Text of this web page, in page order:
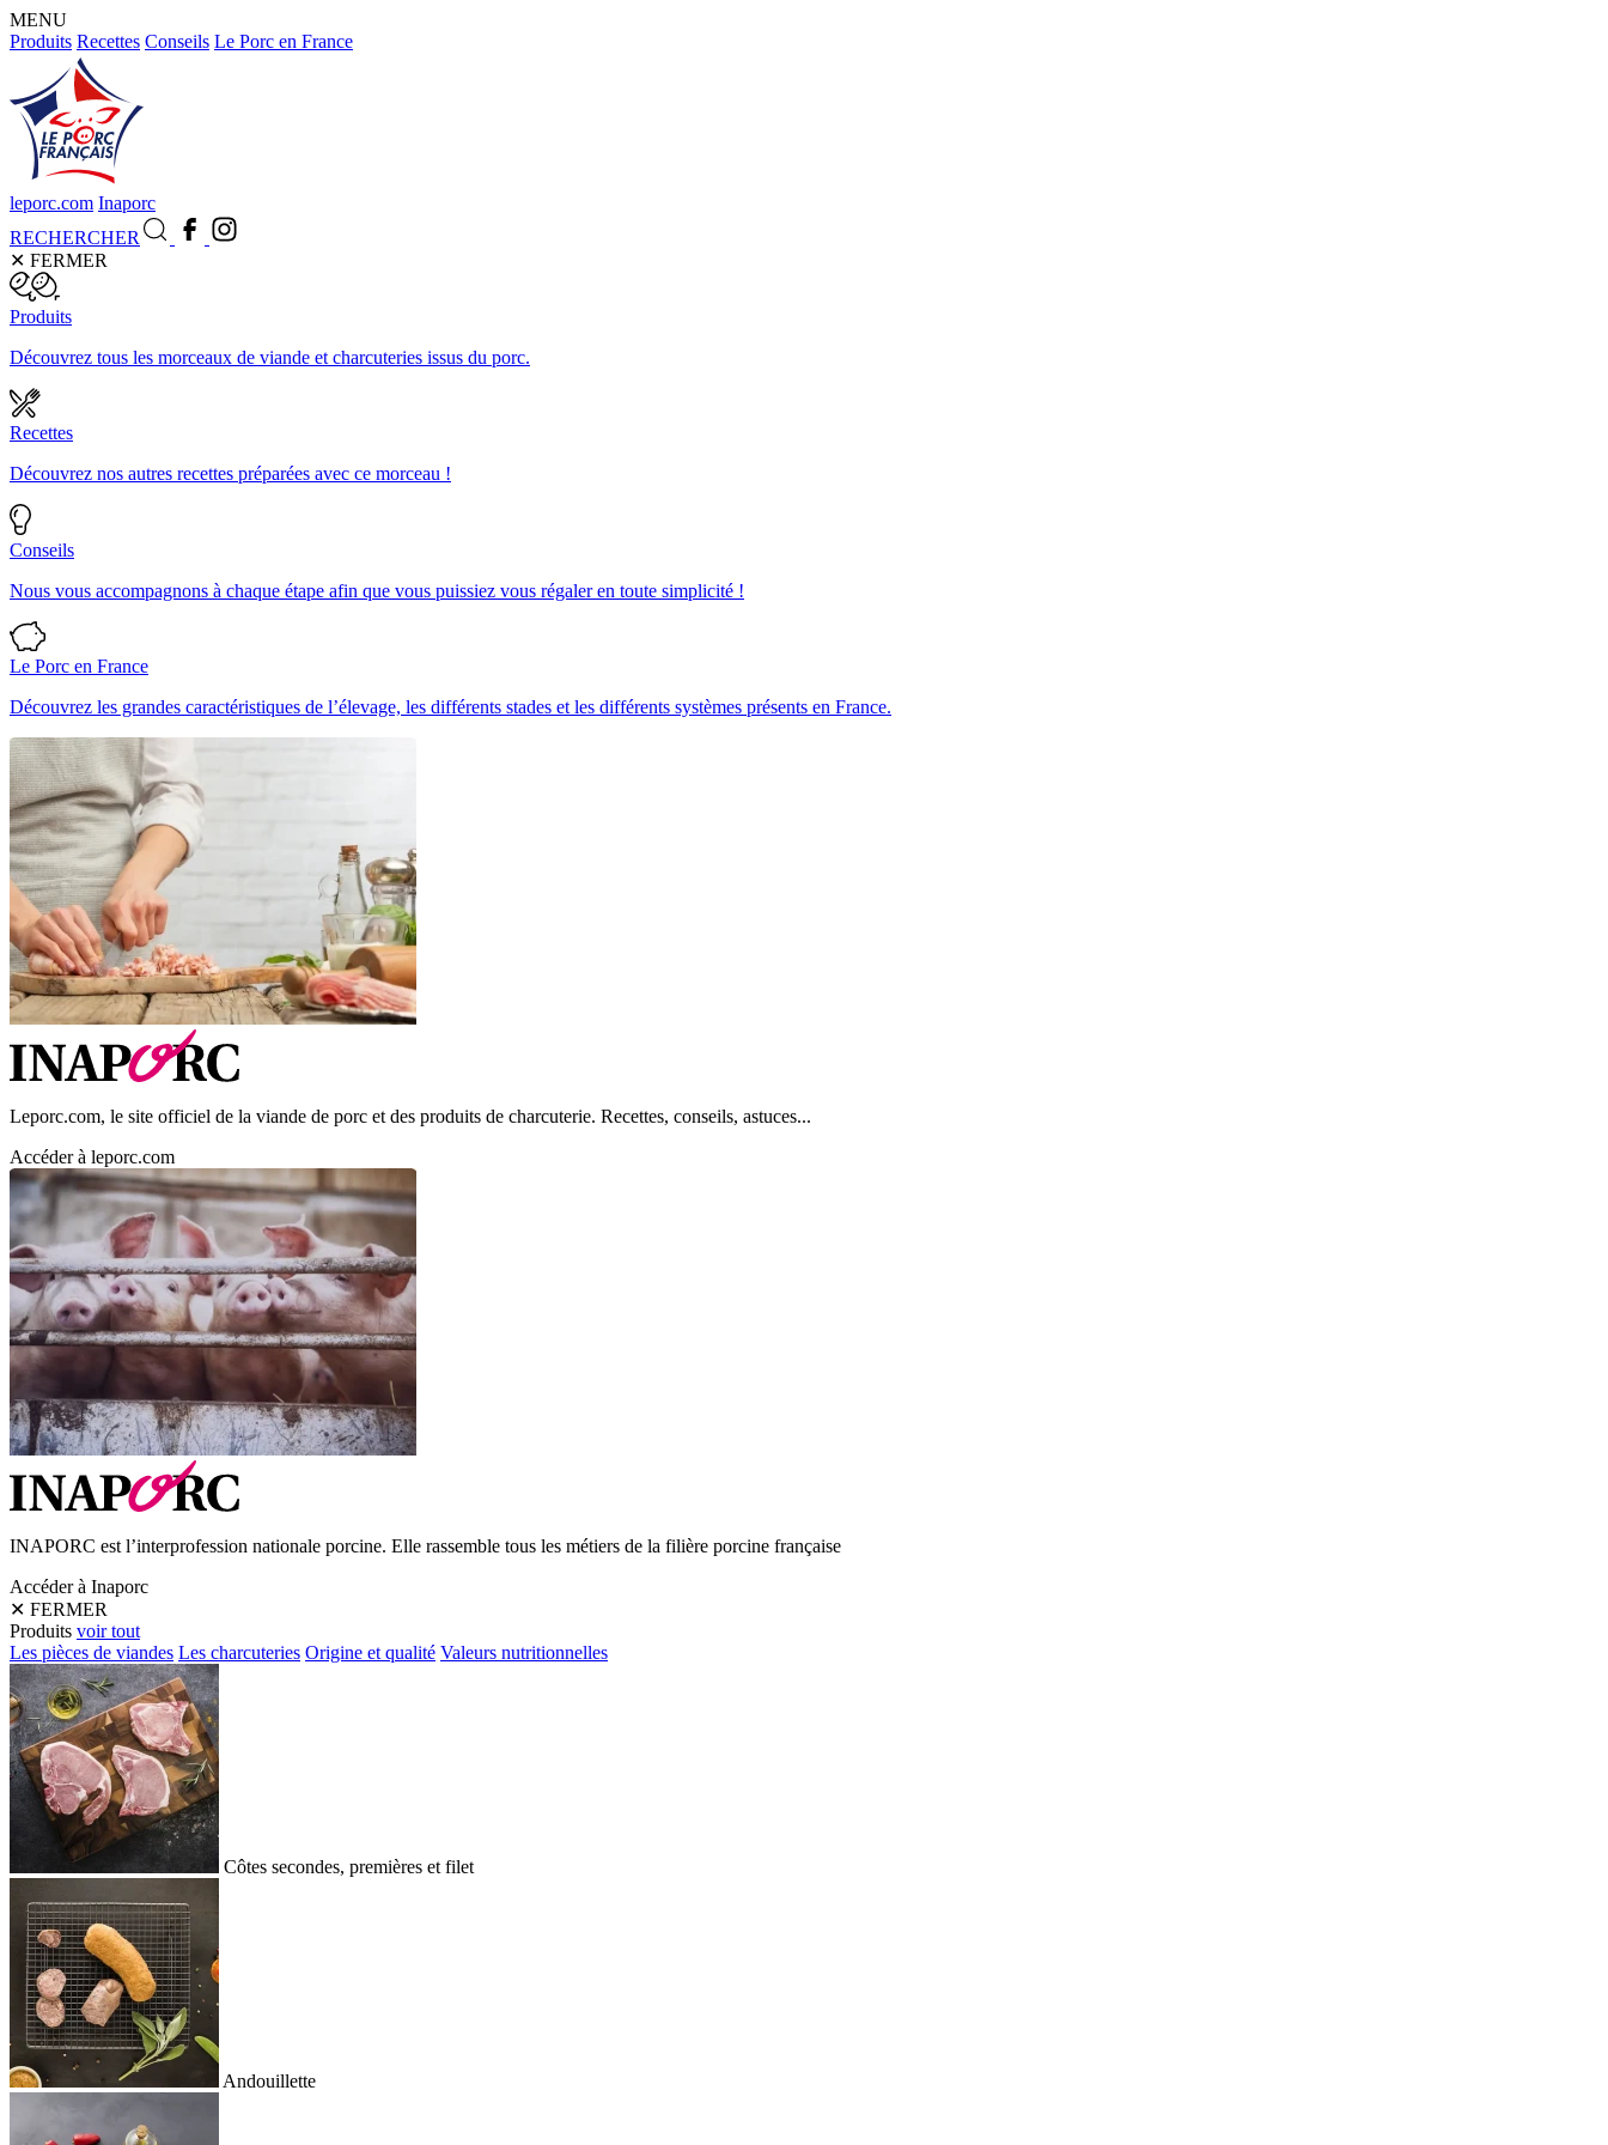
MENU
Produits Recettes Conseils Le Porc en France
leporc.com Inaporc
RECHERCHER
✕ FERMER
Produits
Découvrez tous les morceaux de viande et charcuteries issus du porc.
Recettes
Découvrez nos autres recettes préparées avec ce morceau !
Conseils
Nous vous accompagnons à chaque étape afin que vous puissiez vous régaler en toute simplicité !
Le Porc en France
Découvrez les grandes caractéristiques de l’élevage, les différents stades et les différents systèmes présents en France.
Leporc.com, le site officiel de la viande de porc et des produits de charcuterie. Recettes, conseils, astuces...
Accéder à leporc.com
INAPORC est l’interprofession nationale porcine. Elle rassemble tous les métiers de la filière porcine française
Accéder à Inaporc
✕ FERMER
Produits voir tout
Les pièces de viandes Les charcuteries Origine et qualité Valeurs nutritionnelles
Côtes secondes, premières et filet
Andouillette